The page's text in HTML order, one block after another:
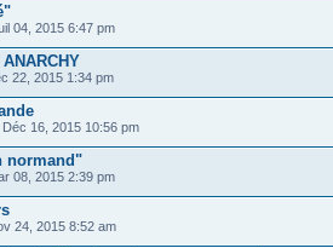
04, 2015 6:47 pm
22, 2015 1:34 pm
16, 2015 10:56 pm
normand"
08, 2015 2:39 pm
24, 2015 8:52 am